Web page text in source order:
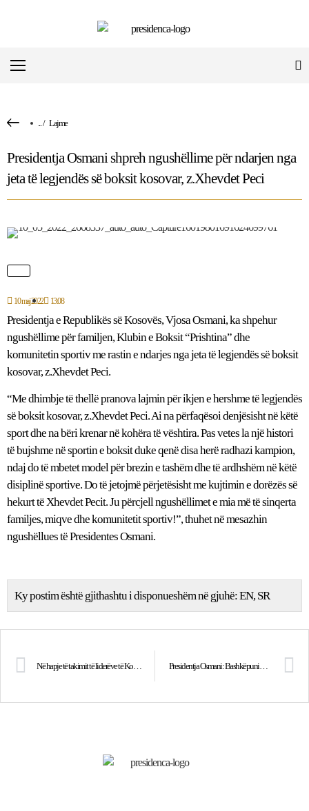
.../ Lajme
Presidentja Osmani shpreh ngushëllime për ndarjen nga
jeta të legjendës së boksit kosovar, z.Xhevdet Peci
10 maj 2022 13:08
Presidentja e Republikës së Kosovës, Vjosa Osmani, ka shpehur
ngushëllime për familjen, Klubin e Boksit “Prishtina” dhe
komunitetin sportiv me rastin e ndarjes nga jeta të legjendës së boksit
kosovar, z.Xhevdet Peci.
“Me dhimbje të thellë pranova lajmin për ikjen e hershme të legjendës
së boksit kosovar, z.Xhevdet Peci. Ai na përfaqësoi denjësisht në këtë
sport dhe na bëri krenar në kohëra të vështira. Pas vetes la një histori
të bujshme në sportin e boksit duke qenë disa herë radhazi kampion,
ndaj do të mbetet model për brezin e tashëm dhe të ardhshëm në këtë
disiplinë sportive. Do të jetojmë përjetësisht me kujtimin e dorëzës së
hekurt të Xhevdet Pecit. Ju përcjell ngushëllimet e mia më të sinqerta
familjes, miqve dhe komunitetit sportiv!”, thuhet në mesazhin
ngushëllues të Presidentes Osmani.
Ky postim është gjithashtu i disponueshëm në gjuhë:EN SR
Në hapje të takimit të liderëve të Konferencës së Mynihut në Washington D.C., Presidentja Osmani takoi zyrtarë amerikanë e evropianë Presidentja Osmani: Bashkëpunimi transatlantik është kyç për garantimin e sigurisë energjetike